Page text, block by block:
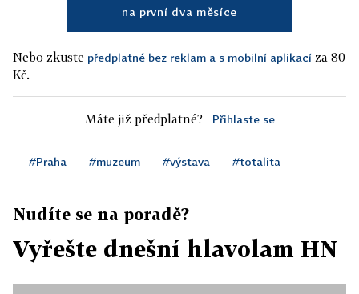
na první dva měsíce
Nebo zkuste předplatné bez reklam a s mobilní aplikací za 80
Kč.
Máte již předplatné? Přihlaste se
#Praha #muzeum #výstava #totalita
Nudíte se na poradě?
Vyřešte dnešní hlavolam HN